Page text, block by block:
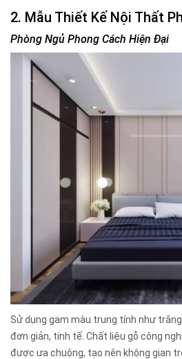
2. Mẫu Thiết Kế Nội Thất
Phòng Ngủ Phong Cách Hiện Đại
Sử dụng gam màu trung tính như
đơn giản, tinh tế. Chất liệu gỗ công
được ưa chuộng, tạo nên không gian